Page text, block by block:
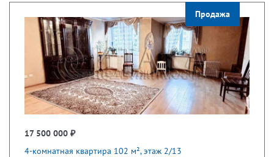
Продажа
17 500 000 ₽
4-комнатная квартира 102 м², этаж 2/13